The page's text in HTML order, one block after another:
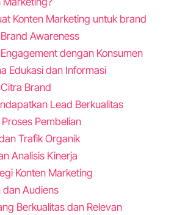
Konten Marketing untuk brand
Awareness
dengan Konsumen
Edukasi dan Informasi
Brand
Lead Berkualitas
Pembelian
Trafik Organik
Analisis Kinerja
Konten Marketing
dan Audiens
Berkualitas dan Relevan